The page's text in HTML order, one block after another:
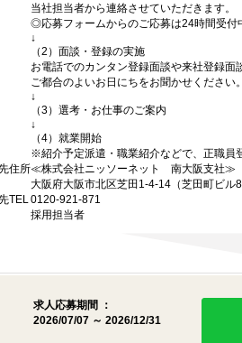
当社担当者から連絡させていただきます。
◎応募フォームからのご応募は24時間受付
↓
（2）面談・登録の実施
お電話でのカンタン登録面談や来社登録面
ご都合のよいお日にちをお聞かせください。
↓
（3）選考・お仕事のご案内
↓
（4）就業開始
※紹介予定派遣・職業紹介などで、正職員
住所≪株式会社ニッソーネット 南大阪支社≫
大阪府大阪市北区芝田1-4-14（芝田町ビル
TEL0120-921-871
採用担当者
求人応募期間 ：
2026/07/07 ～ 2026/12/31